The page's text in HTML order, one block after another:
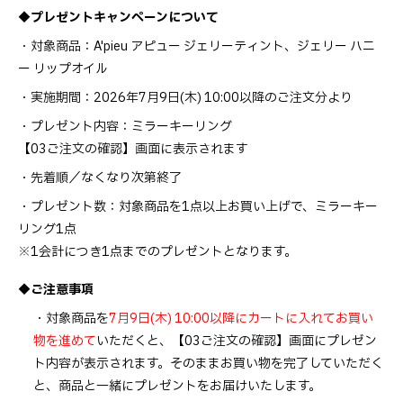
◆プレゼントキャンペーンについて
・対象商品：A'pieu アピュー ジェリーティント、ジェリー ハニ
ー リップオイル
・実施期間：2026年7月9日(木) 10:00以降のご注文分より
・プレゼント内容：ミラーキーリング
【03ご注文の確認】画面に表示されます
・先着順／なくなり次第終了
・プレゼント数：対象商品を1点以上お買い上げで、ミラーキー
リング1点
※1会計につき1点までのプレゼントとなります。
◆ご注意事項
・対象商品を7月9日(木) 10:00以降にカートに入れてお買い
物を進めていただくと、【03ご注文の確認】画面にプレゼン
ト内容が表示されます。そのままお買い物を完了していただく
と、商品と一緒にプレゼントをお届けいたします。